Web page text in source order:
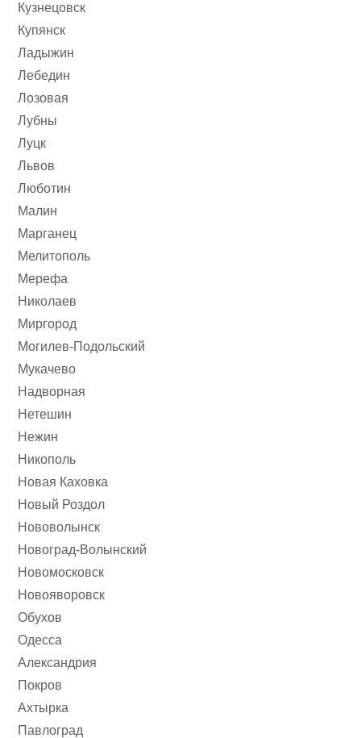
Кузнецовск
Купянск
Ладыжин
Лебедин
Лозовая
Лубны
Луцк
Львов
Люботин
Малин
Марганец
Мелитополь
Мерефа
Николаев
Миргород
Могилев-Подольский
Мукачево
Надворная
Нетешин
Нежин
Никополь
Новая Каховка
Новый Роздол
Нововолынск
Новоград-Волынский
Новомосковск
Новояворовск
Обухов
Одесса
Александрия
Покров
Ахтырка
Павлоград